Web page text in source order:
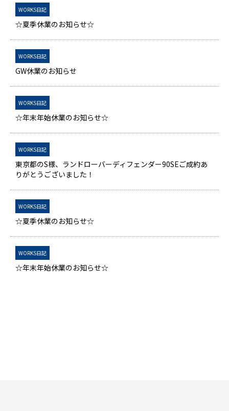
WORKS日記
☆夏季休業のお知らせ☆
WORKS日記
GW休業のお知らせ
WORKS日記
☆年末年始休業のお知らせ☆
WORKS日記
東京都のS様、ランドローバーディフェンダー90SEご成約あ
りがとうございました！
WORKS日記
☆夏季休業のお知らせ☆
WORKS日記
☆年末年始休業のお知らせ☆